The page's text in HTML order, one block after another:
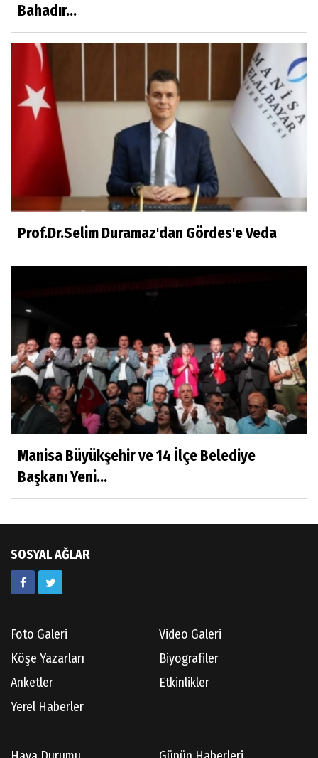
Kahramanlar
Prof.Dr.Süleyman Sami İLKER
Mühendislerin de Sanat Ruhu Olmalı
Dr.Fatih KESKİN
Millî Edebiyat, Millî Şuur, Millî Takım
Sıracettin ÇELİK
Çalıkuşu
Dr.Tuğçe Yıldırım
Aşı: Toplum Sağlığının Görünmez Kalkanı
Hatice CAVULDAK
Av.Ahmet ÖZDEMİR
Doç.Dr.İbrahim KOÇ
Bahadır...
Prof.Dr.Selim Duramaz'dan Gördes'e Veda
Manisa Büyükşehir ve 14 İlçe Belediye
Başkanı Yeni...
SOSYAL AĞLAR
Foto Galeri
Video Galeri
Köşe Yazarları
Biyografiler
Anketler
Etkinlikler
Yerel Haberler